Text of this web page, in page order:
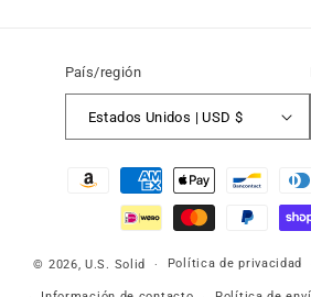
País/región
Estados Unidos | USD $
Formas
© 2026,U.S. Solid Política de privacidad